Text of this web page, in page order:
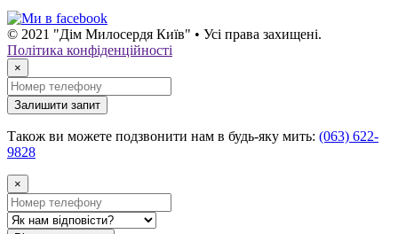
© 2021 "Дім Милосердя Київ" • Усі права захищені.
Політика конфіденційності
×
Залишити запит
Також ви можете подзвонити нам в будь-яку мить: (063) 622-
9828
×